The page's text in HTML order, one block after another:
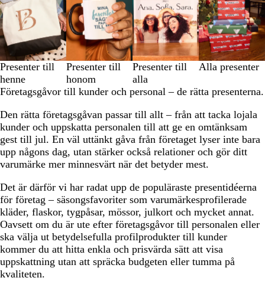
Presenter till
henne
Presenter till
honom
Presenter till
alla
Alla presenter
till
3
av
4
Företagsgåvor till kunder och personal – de rätta presenterna.
Den rätta företagsgåvan passar till allt – från att tacka lojala
kunder och uppskatta personalen till att ge en omtänksam
gest till jul. En väl uttänkt gåva från företaget lyser inte bara
upp någons dag, utan stärker också relationer och gör ditt
varumärke mer minnesvärt när det betyder mest.
Det är därför vi har radat upp de populäraste presentidéerna
för företag – säsongsfavoriter som varumärkesprofilerade
kläder, flaskor, tygpåsar, mössor, julkort och mycket annat.
Oavsett om du är ute efter företagsgåvor till personalen eller
ska välja ut betydelsefulla profilprodukter till kunder
kommer du att hitta enkla och prisvärda sätt att visa
uppskattning utan att spräcka budgeten eller tumma på
kvaliteten.